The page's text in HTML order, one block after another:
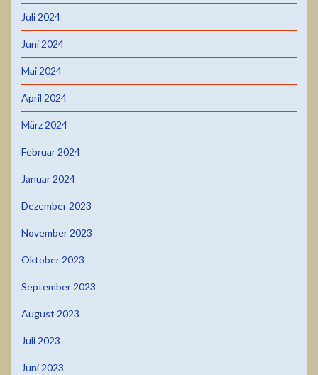
Juli 2024
Juni 2024
Mai 2024
April 2024
März 2024
Februar 2024
Januar 2024
Dezember 2023
November 2023
Oktober 2023
September 2023
August 2023
Juli 2023
Juni 2023